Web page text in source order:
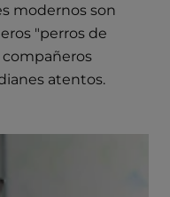
modernos son
"perros de
atentos.